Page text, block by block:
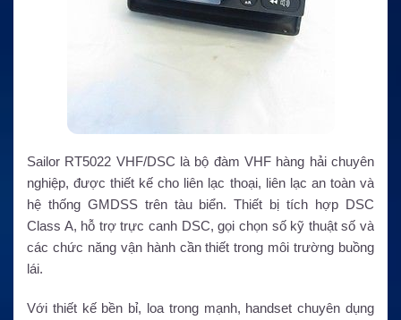
Sailor RT5022 VHF/DSC là bộ đàm VHF hàng hải chuyên
nghiệp, được thiết kế cho liên lạc thoại, liên lạc an toàn và
hệ thống GMDSS trên tàu biển. Thiết bị tích hợp DSC
Class A, hỗ trợ trực canh DSC, gọi chọn số kỹ thuật số và
các chức năng vận hành cần thiết trong môi trường buồng
lái.
Với thiết kế bền bỉ, loa trong mạnh, handset chuyên dụng